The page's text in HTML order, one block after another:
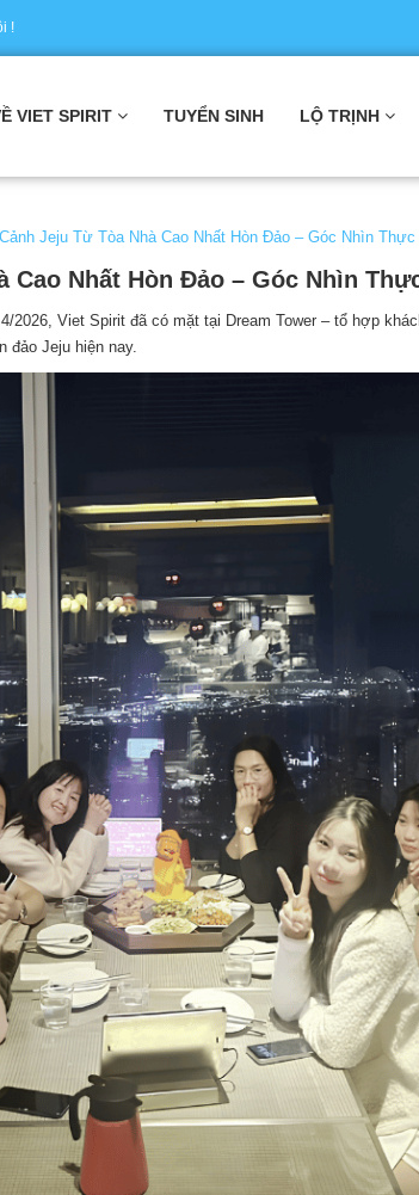
!
VIET SPIRIT TUYỂN SINH LỘ TRỊNH
Jeju Từ Tòa Nhà Cao Nhất Hòn Đảo – Góc Nhìn
Cao Nhất Hòn Đảo – Góc Nhìn
2026, Viet Spirit đã có mặt tại Dream Tower – tổ hợp
đảo Jeju hiện nay.